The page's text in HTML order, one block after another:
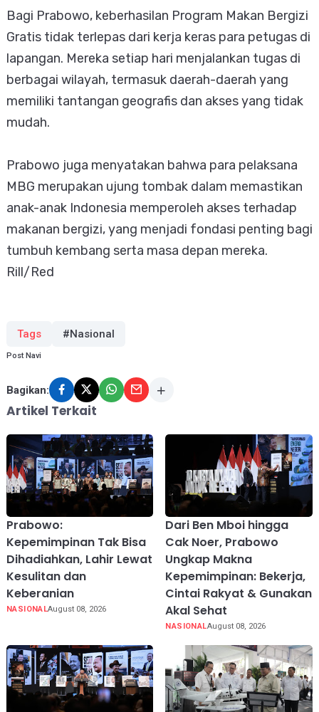
Bagi Prabowo, keberhasilan Program Makan Bergizi
Gratis tidak terlepas dari kerja keras para petugas di
lapangan. Mereka setiap hari menjalankan tugas di
berbagai wilayah, termasuk daerah-daerah yang
memiliki tantangan geografis dan akses yang tidak
mudah.
Prabowo juga menyatakan bahwa para pelaksana
MBG merupakan ujung tombak dalam memastikan
anak-anak Indonesia memperoleh akses terhadap
makanan bergizi, yang menjadi fondasi penting bagi
tumbuh kembang serta masa depan mereka.
Rill/Red
Tags #Nasional
Post Navi
Bagikan:
Artikel Terkait
Prabowo:
Kepemimpinan Tak Bisa
Dihadiahkan, Lahir Lewat
Kesulitan dan
Keberanian
NASIONALAugust 08, 2026
Dari Ben Mboi hingga
Cak Noer, Prabowo
Ungkap Makna
Kepemimpinan: Bekerja,
Cintai Rakyat & Gunakan
Akal Sehat
NASIONALAugust 08, 2026